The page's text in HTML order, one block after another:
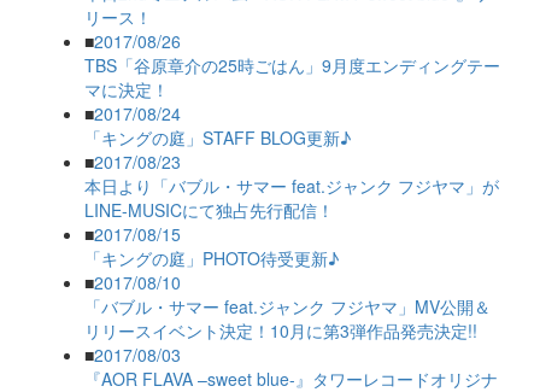
リース！
■2017/08/26
TBS「谷原章介の25時ごはん」9月度エンディングテー
マに決定！
■2017/08/24
「キングの庭」STAFF BLOG更新♪
■2017/08/23
本日より「バブル・サマー feat.ジャンク フジヤマ」が
LINE-MUSICにて独占先行配信！
■2017/08/15
「キングの庭」PHOTO待受更新♪
■2017/08/10
「バブル・サマー feat.ジャンク フジヤマ」MV公開＆
リリースイベント決定！10月に第3弾作品発売決定!!
■2017/08/03
『AOR FLAVA –sweet blue-』タワーレコードオリジナ